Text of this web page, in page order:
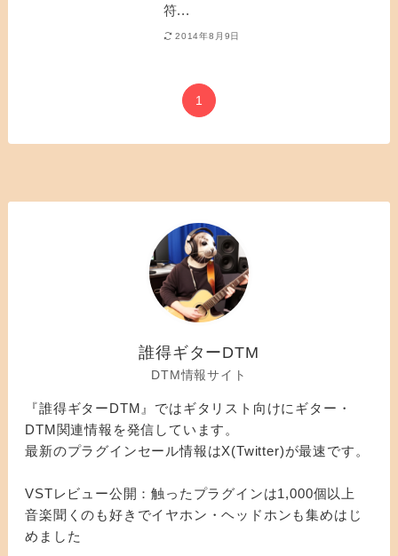
符...
2014年8月9日
1
誰得ギターDTM
DTM情報サイト
『誰得ギターDTM』ではギタリスト向けにギター・
DTM関連情報を発信しています。
最新のプラグインセール情報はX(Twitter)が最速です。
VSTレビュー公開：触ったプラグインは1,000個以上
音楽聞くのも好きでイヤホン・ヘッドホンも集めはじ
めました